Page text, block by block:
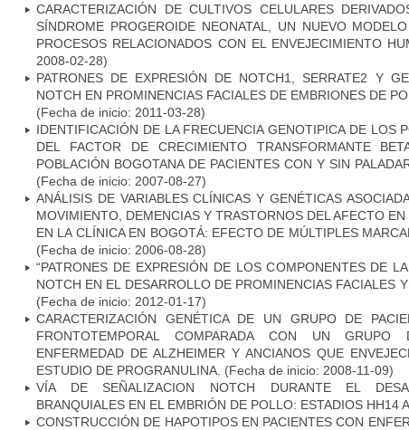
CARACTERIZACIÓN DE CULTIVOS CELULARES
SÍNDROME PROGEROIDE NEONATAL, UN NUEVO
PROCESOS RELACIONADOS CON EL ENVEJECIMIENTO
2008-02-28)
PATRONES DE EXPRESIÓN DE NOTCH1, SERRATE2 Y
NOTCH EN PROMINENCIAS FACIALES DE EMBRIONES DE
(Fecha de inicio: 2011-03-28)
IDENTIFICACIÓN DE LA FRECUENCIA GENOTIPICA DE LOS
DEL FACTOR DE CRECIMIENTO TRANSFORMANTE
POBLACIÓN BOGOTANA DE PACIENTES CON Y SIN
(Fecha de inicio: 2007-08-27)
ANÁLISIS DE VARIABLES CLÍNICAS Y GENÉTICAS
MOVIMIENTO, DEMENCIAS Y TRASTORNOS DEL AFECTO
EN LA CLÍNICA EN BOGOTÁ: EFECTO DE MÚLTIPLES
(Fecha de inicio: 2006-08-28)
“PATRONES DE EXPRESIÓN DE LOS COMPONENTES DE
NOTCH EN EL DESARROLLO DE PROMINENCIAS FACIALES
(Fecha de inicio: 2012-01-17)
CARACTERIZACIÓN GENÉTICA DE UN GRUPO DE
FRONTOTEMPORAL COMPARADA CON UN GRUPO
ENFERMEDAD DE ALZHEIMER Y ANCIANOS QUE
ESTUDIO DE PROGRANULINA. (Fecha de inicio: 2008-11-09)
VÍA DE SEÑALIZACION NOTCH DURANTE EL
BRANQUIALES EN EL EMBRIÓN DE POLLO: ESTADIOS HH14
CONSTRUCCIÓN DE HAPOTIPOS EN PACIENTES CON